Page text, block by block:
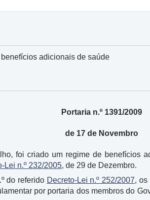
adicionais de saúde
Portaria n.º 1391/2009
de 17 de Novembro
foi criado um regime de benefícios
Lei n.º 232/2005, de 29 de Dezembro.
do referido Decreto-Lei n.º 252/2007, os
por portaria dos membros do